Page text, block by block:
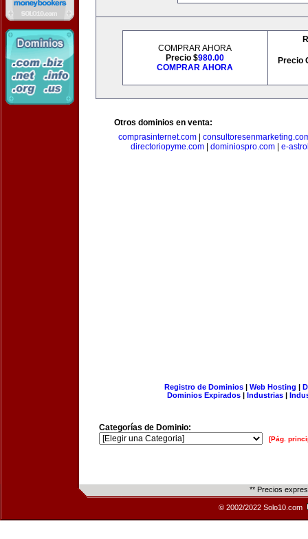
COMPRAR AHORA
Precio $980.00
COMPRAR AHORA
Precio
Otros dominios en venta:
comprasinternet.com|
directoriopyme.com| dominiospro.com| e-
Registro de Dominios| Web Hosting |
Dominios Expirados | Industrias |
Categorías de Dominio:
[Pág.
** Precios
© 2002/2022 Solo10.com